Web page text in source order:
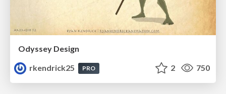
Odyssey Design
rkendrick25
PRO 2 750